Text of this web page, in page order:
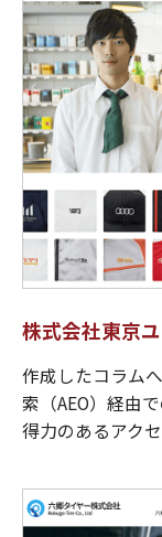
株式会社東京
作成したコラム
索（AEO）経由
得力のあるアク